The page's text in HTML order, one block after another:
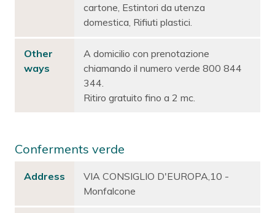
cartone, Estintori da utenza
domestica, Rifiuti plastici.
Other
ways
A domicilio con prenotazione
chiamando il numero verde 800 844
344.
Ritiro gratuito fino a 2 mc.
Conferments verde
Address
VIA CONSIGLIO D'EUROPA,10 -
Monfalcone